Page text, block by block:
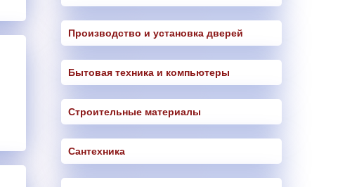
Производство и установка дверей
Бытовая техника и компьютеры
Строительные материалы
Сантехника